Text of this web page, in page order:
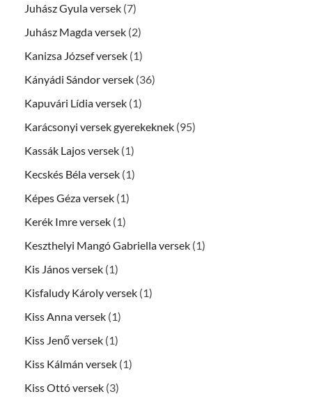
Juhász Gyula versek (7)
Juhász Magda versek (2)
Kanizsa József versek (1)
Kányádi Sándor versek (36)
Kapuvári Lídia versek (1)
Karácsonyi versek gyerekeknek (95)
Kassák Lajos versek (1)
Kecskés Béla versek (1)
Képes Géza versek (1)
Kerék Imre versek (1)
Keszthelyi Mangó Gabriella versek (1)
Kis János versek (1)
Kisfaludy Károly versek (1)
Kiss Anna versek (1)
Kiss Jenő versek (1)
Kiss Kálmán versek (1)
Kiss Ottó versek (3)